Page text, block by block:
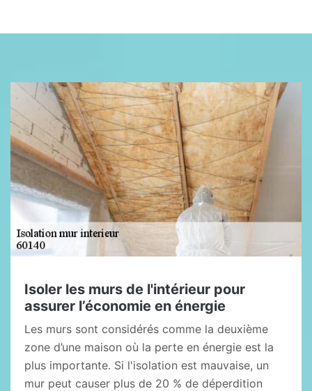
Isoler les murs de l'intérieur pour
assurer l’économie en énergie
Les murs sont considérés comme la deuxième
zone d’une maison où la perte en énergie est la
plus importante. Si l'isolation est mauvaise, un
mur peut causer plus de 20 % de déperdition